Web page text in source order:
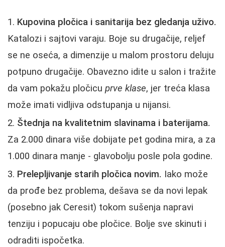
Kupovina pločica i sanitarija bez gledanja uživo.
Katalozi i sajtovi varaju. Boje su drugačije, reljef
se ne oseća, a dimenzije u malom prostoru deluju
potpuno drugačije. Obavezno idite u salon i tražite
da vam pokažu pločicu prve klase, jer treća klasa
može imati vidljiva odstupanja u nijansi.
Štednja na kvalitetnim slavinama i baterijama.
Za 2.000 dinara više dobijate pet godina mira, a za
1.000 dinara manje - glavobolju posle pola godine.
Prelepljivanje starih pločica novim. Iako može
da prođe bez problema, dešava se da novi lepak
(posebno jak Ceresit) tokom sušenja napravi
tenziju i popucaju obe pločice. Bolje sve skinuti i
odraditi ispočetka.